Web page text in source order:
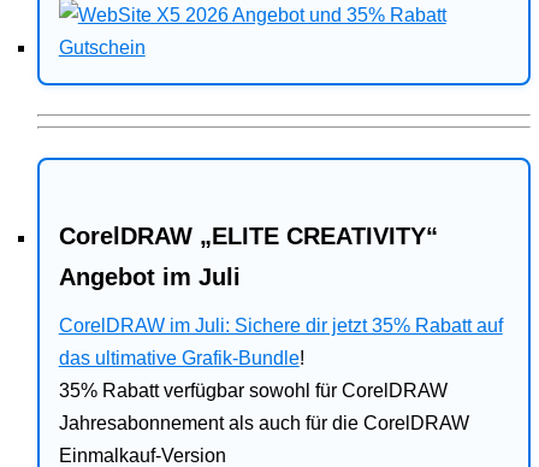
CorelDRAW „ELITE CREATIVITY“
Angebot im Juli
CorelDRAW im Juli: Sichere dir jetzt 35% Rabatt auf
das ultimative Grafik-Bundle!
35% Rabatt verfügbar sowohl für CorelDRAW
Jahresabonnement als auch für die CorelDRAW
Einmalkauf-Version